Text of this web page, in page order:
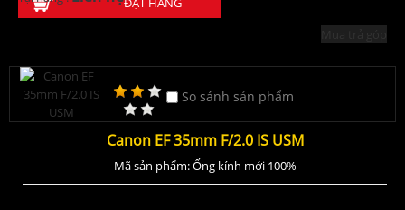
So sánh sản phẩm
Canon EF 35mm F/2.0 IS USM
Mã sản phẩm: Ống kính mới 100%